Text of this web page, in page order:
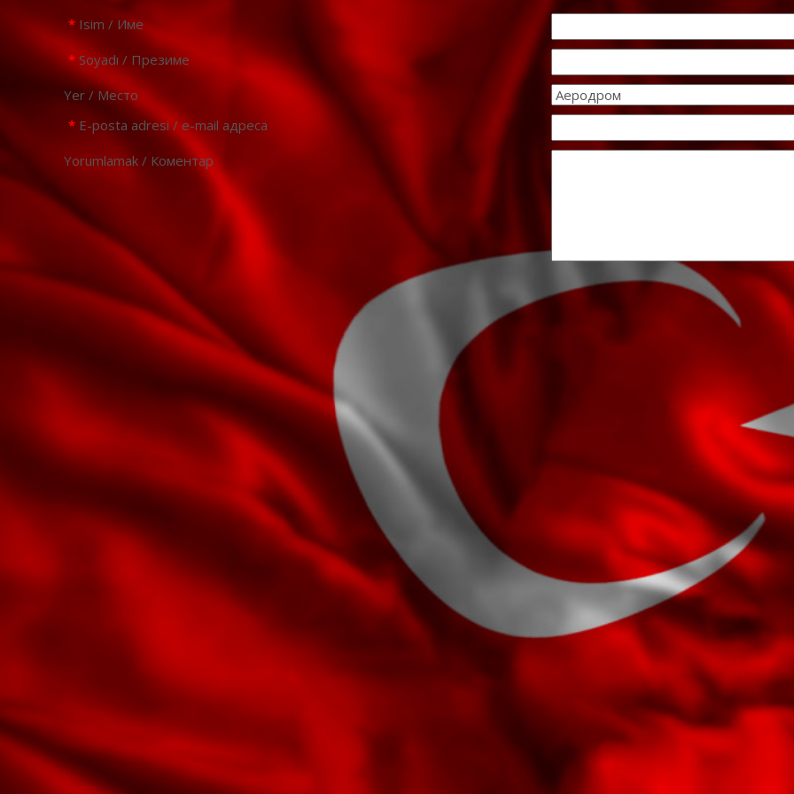
* Isim / Име
* Soyadı / Презиме
Yer / Место
* E-posta adresi / e-mail адреса
Yorumlamak / Коментар